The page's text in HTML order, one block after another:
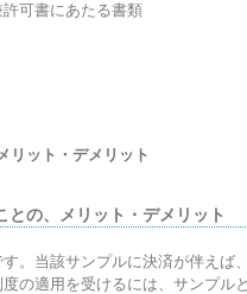
可書にあたる書類
リット・デメリット
の、メリット・デメリット
。当該サンプルに決済が伴えば
の適用を受けるには、サンプル